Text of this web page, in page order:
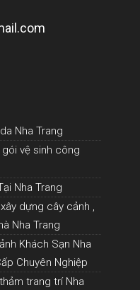
Nha Trang
vệ sinh công
Nha Trang
dựng cây cảnh ,
Nha Trang
Khách Sạn Nha
Chuyên Nghiệp
trang trí Nha